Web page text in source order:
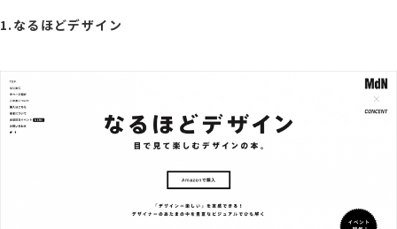
1.なるほどデザイン